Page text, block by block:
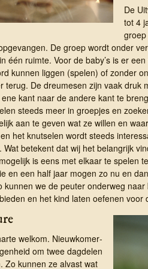
De
tot 4
De groep wordt onder
één ruimte. Voor de baby’s is er
kunnen liggen (spelen) of zonder
terug. De dreumesen zijn vaak druk
kant naar de andere kant te
steeds meer in groepjes en
aan te geven wat ze willen en
het knutselen wordt steeds
Wat betekent dat wij het belangrijk
is eens met elkaar te spelen
en een half jaar mogen zo nu en
kunnen we de peuter onderweg
en het kind laten oefenen voor
welkom. Nieuw­ko­mer­
om twee dag­delen
Zo kunnen ze alvast wat